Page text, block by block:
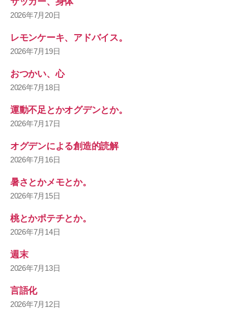
2026年7月20日
レモンケーキ、アドバイス。
2026年7月19日
おつかい、心
2026年7月18日
運動不足とかオグデンとか。
2026年7月17日
オグデンによる創造的読解
2026年7月16日
暑さとかメモとか。
2026年7月15日
桃とかポテチとか。
2026年7月14日
週末
2026年7月13日
言語化
2026年7月12日